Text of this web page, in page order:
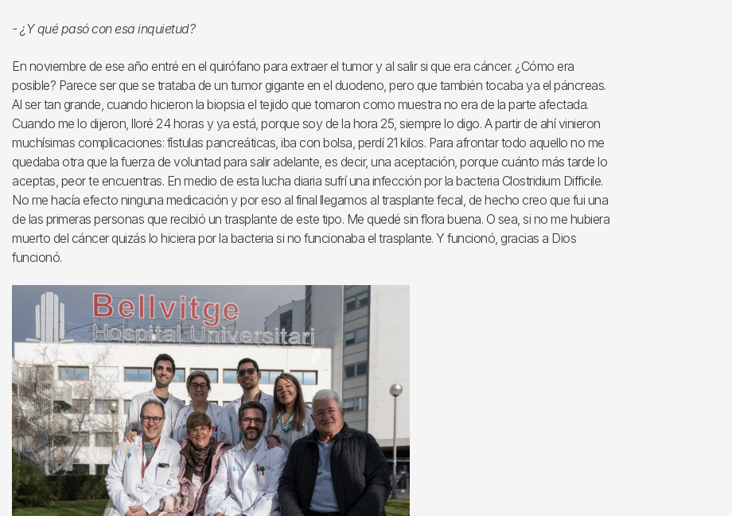
- ¿Y qué pasó con esa inquietud?
En noviembre de ese año entré en el quirófano para extraer el tumor y al salir si que era cáncer. ¿Cómo era
posible? Parece ser que se trataba de un tumor gigante en el duodeno, pero que también tocaba ya el páncreas.
Al ser tan grande, cuando hicieron la biopsia el tejido que tomaron como muestra no era de la parte afectada.
Cuando me lo dijeron, lloré 24 horas y ya está, porque soy de la hora 25, siempre lo digo. A partir de ahí vinieron
muchísimas complicaciones: fístulas pancreáticas, iba con bolsa, perdí 21 kilos. Para afrontar todo aquello no me
quedaba otra que la fuerza de voluntad para salir adelante, es decir, una aceptación, porque cuánto más tarde lo
aceptas, peor te encuentras. En medio de esta lucha diaria sufrí una infección por la bacteria Clostridium Difficile.
No me hacía efecto ninguna medicación y por eso al final llegamos al trasplante fecal, de hecho creo que fui una
de las primeras personas que recibió un trasplante de este tipo. Me quedé sin flora buena. O sea, si no me hubiera
muerto del cáncer quizás lo hiciera por la bacteria si no funcionaba el trasplante. Y funcionó, gracias a Dios
funcionó.